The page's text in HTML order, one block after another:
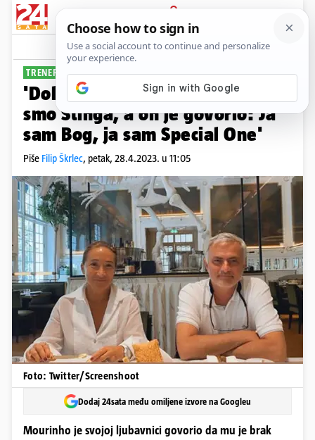
PRIJAVA
Sport Komentari
TRENERSKA IKONA
'Dok smo vodili ljubav, slušali
smo Stinga, a on je govorio: Ja
sam Bog, ja sam Special One'
Piše Filip Škrlec, petak, 28.4.2023. u 11:05
Foto: Twitter/Screenshoot
Dodaj 24sata među omiljene izvore na Googleu
Mourinho je svojoj ljubavnici govorio da mu je brak